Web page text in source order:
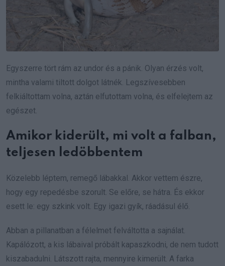
Egyszerre tört rám az undor és a pánik. Olyan érzés volt,
mintha valami tiltott dolgot látnék. Legszívesebben
felkiáltottam volna, aztán elfutottam volna, és elfelejtem az
egészet.
Amikor kiderült, mi volt a falban,
teljesen ledöbbentem
Közelebb léptem, remegő lábakkal. Akkor vettem észre,
hogy egy repedésbe szorult. Se előre, se hátra. És ekkor
esett le: egy szkink volt. Egy igazi gyík, ráadásul élő.
Abban a pillanatban a félelmet felváltotta a sajnálat.
Kapálózott, a kis lábaival próbált kapaszkodni, de nem tudott
kiszabadulni. Látszott rajta, mennyire kimerült. A farka